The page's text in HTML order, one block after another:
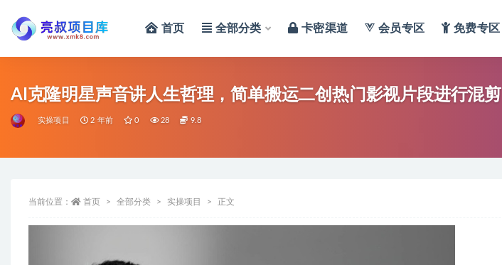
首页 全部分类 卡密渠道 会员专区 免费专区
AI克隆明星声音讲人生哲理，简单搬运二创热门影视片段进行混剪
实操项目 2 年前 0 28 9.8
当前位置： 首页 全部分类 实操项目 正文